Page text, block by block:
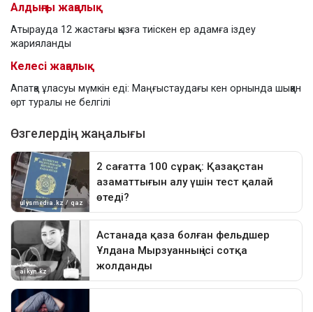
Алдыңғы жаңалық
Атырауда 12 жастағы қызға тиіскен ер адамға іздеу
жарияланды
Келесі жаңалық
Апатқа ұласуы мүмкін еді: Маңғыстаудағы кен орнында шыққан
өрт туралы не белгілі